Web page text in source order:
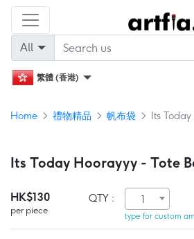
All
繁體 (香港)
Home 禮物精品 帆布袋 Its
Its Today Hoorayyy - Tote
HK$130
per piece
QTY : 1
type for custom